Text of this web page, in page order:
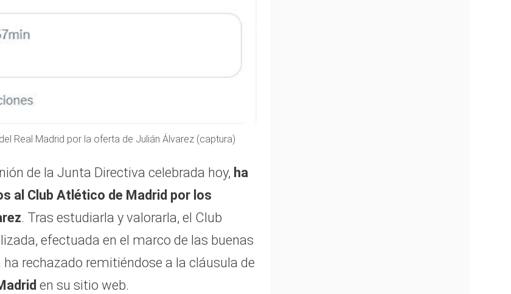
Real Madrid por la oferta de Julián Álvarez (captura)
de la Junta Directiva celebrada hoy, ha
al Club Atlético de Madrid por los
. Tras estudiarla y valorarla, el Club
efectuada en el marco de las buenas
rechazado remitiéndose a la cláusula de
en su sitio web.